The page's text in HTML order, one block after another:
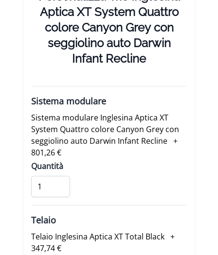
Aptica XT System Quattro
colore Canyon Grey con
seggiolino auto Darwin
Infant Recline
Sistema modulare
Sistema modulare Inglesina Aptica XT
System Quattro colore Canyon Grey con
seggiolino auto Darwin Infant Recline +
801,26 €
Quantità
Telaio
Telaio Inglesina Aptica XT Total Black +
347,74 €